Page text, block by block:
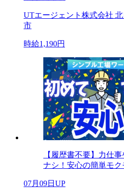
UTエージェント株式会社
市
時給1,190円
【履歴書不要】力仕
ナシ！安心の簡単モク
07月09日UP